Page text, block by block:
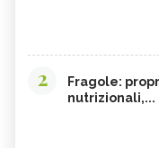
2
Fragole:
nutrizionali,...